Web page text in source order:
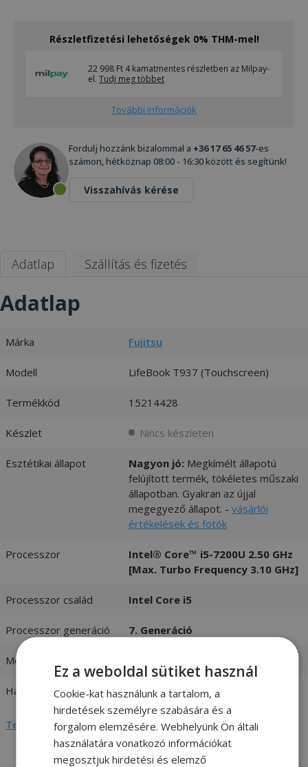
Részletfizetési lehetőségek 0% THM-mel!
22 998 Ft 4 kamatmentes részletben az Milpay-
el. Tudj meg többet
További információk
Fordulj hozzánk bizalommal a +36 17 65 46 57-es
számon, hétköznap 08:00 - 16:30 között és segítünk!
Visszahívás kérése
Adatlap Szállítás és fizetés
Adatlap
Márka Fujitsu
Modell LifeBook T937 (Touchscreen)
Termékkód 15214428
Készlet Nincs készleten
Esztétikai állapot Nagyon jó: Megkímélt állapotú
felújított termék, tökéletes műszaki
állapotban. Gyakran az újjal
megegyező állapot. - vásárlói
értékelések és fotók
Processzor
Intel® Core™ i5-7200U 2.50 GHz
[Max. Turbo Frequency 3.10 GHz]
Processzor család Intel Core i5
Processzor generáció 7. Generáció
Memória (RAM)
Háttértár 256GB (M.2) SSD
Teljes adatlap megtekintése
Ez a weboldal sütiket használ
Cookie-kat használunk a tartalom, a
hirdetések személyre szabására és a
forgalom elemzésére. Webhelyünk Ön általi
használatára vonatkozó információkat
megosztjuk hirdetési és elemző